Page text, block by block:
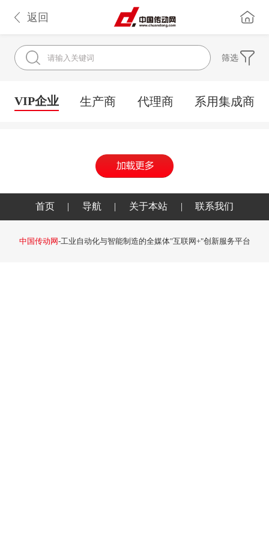
返回
筛选
VIP企业 生产商 代理商 系用集成商
首页 | 导航 | 关于本站 | 联系我们
中国传动网-工业自动化与智能制造的全媒体"互联网+"创新服务平台